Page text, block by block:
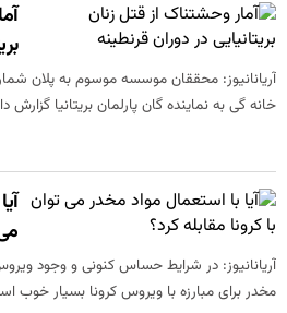
آریانانیوز: محققان موسسه موسوم به پلان
خانه گی به نماینده گان پارلمان بریتانیا
آریانانیوز: در شرایط حساس کنونی و وجود
مخدر برای مبارزه با ویروس کرونا بسیار خوب